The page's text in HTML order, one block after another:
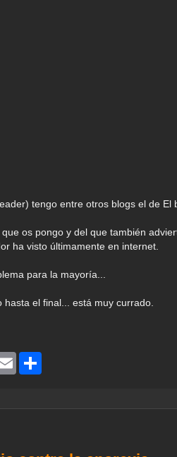
tengo entre otros blogs el de El
os pongo y del que también
ha visto últimamente en internet.
para la mayoría...
el final... está muy currado.
E